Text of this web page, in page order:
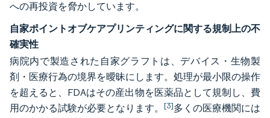
への再投資を脅かしています。
自家ポイントオブケアプリンティングに関する規制上の不
確実性
病院内で製造された自家グラフトは、デバイス・生物製
剤・医療行為の境界を曖昧にします。処理が最小限の操作
を超えると、FDAはその産出物を医薬品として規制し、費
用のかかる試験が必要となります。 [3]多くの医療機関には